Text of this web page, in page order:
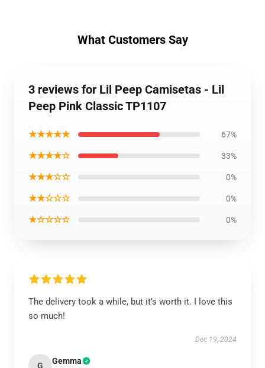
What Customers Say
3 reviews for Lil Peep Camisetas - Lil
Peep Pink Classic TP1107
★★★★★ 67%
★★★★☆ 33%
★★★☆☆ 0%
★★☆☆☆ 0%
★☆☆☆☆ 0%
The delivery took a while, but it’s worth it. I love this
so much!
Dec 19, 2024
G Gemma